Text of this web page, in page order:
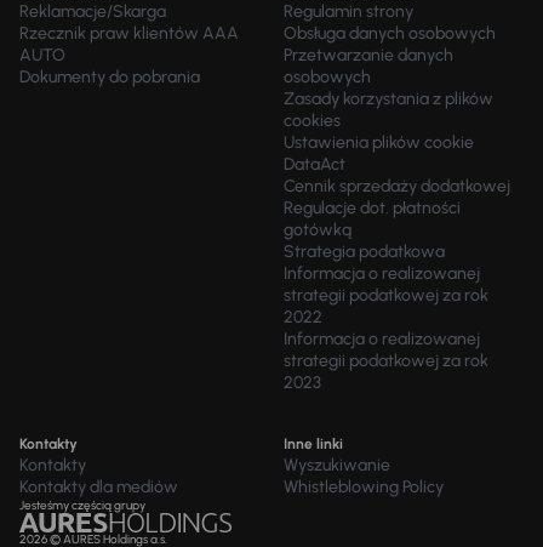
Reklamacje/Skarga
Rzecznik praw klientów AAA
AUTO
Dokumenty do pobrania
Regulamin strony
Obsługa danych osobowych
Przetwarzanie danych
osobowych
Zasady korzystania z plików
cookies
Ustawienia plików cookie
DataAct
Cennik sprzedaży dodatkowej
Regulacje dot. płatności
gotówką
Strategia podatkowa
Informacja o realizowanej
strategii podatkowej za rok
2022
Informacja o realizowanej
strategii podatkowej za rok
2023
Kontakty
Kontakty
Kontakty dla mediów
Inne linki
Wyszukiwanie
Whistleblowing Policy
Jesteśmy częścią grupy
2026 © AURES Holdings a.s.